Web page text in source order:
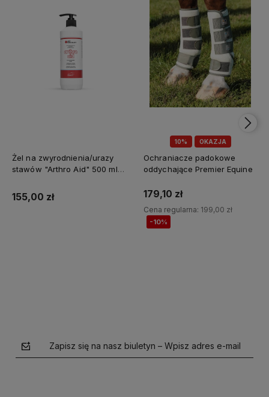
Żel na zwyrodnienia/urazy
stawów "Arthro Aid" 500 ml
155,00 zł
10% OKAZJA
Ochraniacze padokowe
oddychające Premier Equine
179,10 zł
Cena regularna: 199,00 zł
-10%
Zapisz się na nasz biuletyn – Wpisz adres e-mail